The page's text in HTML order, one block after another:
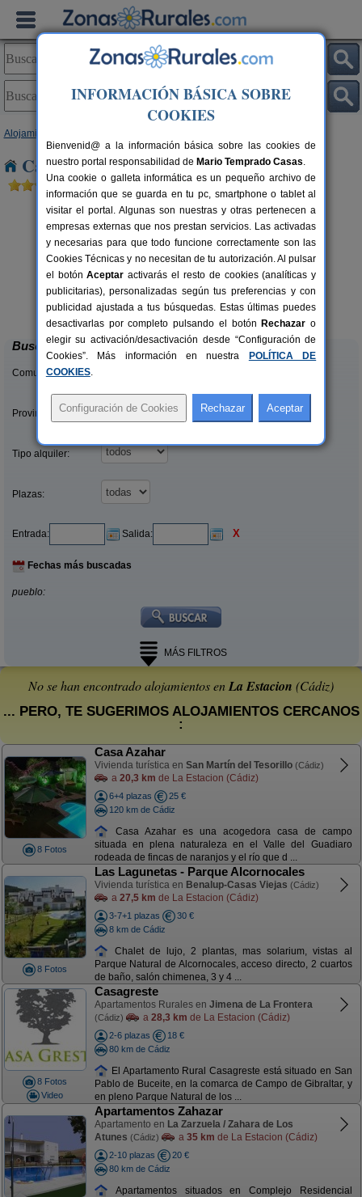
Alojamientos
Casas Rurales cerca de La Estacion
4-9 pers.
desde20 €
Casa Concepción
Grazalema (Cádiz)
Buscar
Comunidades:
Provincias/Islas:
Tipo alquiler:
Plazas:
Entrada: Salida: X
Fechas más buscadas
pueblo:
MÁS FILTROS
No se han encontrado alojamientos enLa Estacion (Cádiz)
... PERO, TE SUGERIMOS ALOJAMIENTOS CERCANOS
:
8 Fotos
Casa Azahar
Vivienda turística en San Martín del Tesorillo (Cádiz)
a 20,3 km de La Estacion (Cádiz)
6+4 plazas
25 €
120 km de Cádiz
Casa Azahar es una acogedora casa de campo
situada en plena naturaleza en el Valle del Guadiaro
rodeada de fincas de naranjos y el río que d ...
8 Fotos
Las Lagunetas - Parque Alcornocales
Vivienda turística en Benalup-Casas Viejas (Cádiz)
a 27,5 km de La Estacion (Cádiz)
3-7+1 plazas
30 €
8 km de Cádiz
Chalet de lujo, 2 plantas, mas solarium, vistas al
Parque Natural de Alcornocales, acceso directo, 2 cuartos
de baño, salón chimenea, 3 y 4 ...
8 Fotos
Video
Casagreste
Apartamentos Rurales en Jimena de La Frontera
(Cádiz) a 28,3 km de La Estacion (Cádiz)
2-6 plazas
18 €
80 km de Cádiz
El Apartamento Rural Casagreste está situado en San
Pablo de Buceite, en la comarca de Campo de Gibraltar, y
en pleno Parque Natural de los ...
Apartamentos Zahazar
Apartamento en La Zarzuela / Zahara de Los
Atunes (Cádiz) a 35 km de La Estacion (Cádiz)
2-10 plazas
20 €
80 km de Cádiz
Apartamentos situados en Complejo Residencial
INFORMACIÓN BÁSICA SOBRE
COOKIES
Bienvenid@ a la información básica sobre las cookies de
nuestro portal responsabilidad de Mario Temprado Casas.
Una cookie o galleta informática es un pequeño archivo de
información que se guarda en tu pc, smartphone o tablet al
visitar el portal. Algunas son nuestras y otras pertenecen a
empresas externas que nos prestan servicios. Las activadas
y necesarias para que todo funcione correctamente son las
Cookies Técnicas y no necesitan de tu autorización. Al pulsar
el botónAceptar activarás el resto de cookies (analíticas y
publicitarias), personalizadas según tus preferencias y con
publicidad ajustada a tus búsquedas. Estas últimas puedes
desactivarlas por completo pulsando el botón Rechazar o
elegir su activación/desactivación desde “Configuración de
Cookies”. Más información en nuestra
POLÍTICA DE
COOKIES.